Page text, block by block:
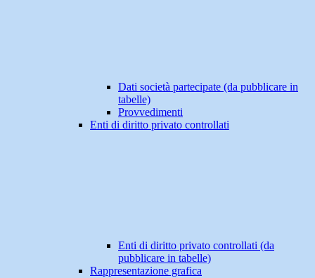
Dati società partecipate (da pubblicare in
tabelle)
Provvedimenti
Enti di diritto privato controllati
Enti di diritto privato controllati (da
pubblicare in tabelle)
Rappresentazione grafica